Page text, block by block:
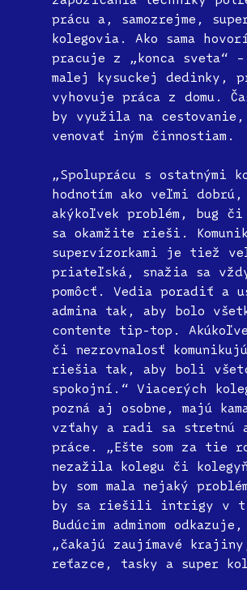
prácu a, samozrejme,
kolegovia. Ako sama
pracuje z „konca sveta“
malej kysuckej dedinky,
vyhovuje práca z domu.
by využila na cestovanie,
venovať iným činnostiam.
„Spoluprácu s ostatnými
hodnotím ako veľmi dobrú,
akýkoľvek problém, bug či
sa okamžite rieši.
supervízorkami je tiež
priateľská, snažia sa
pomôcť. Vedia poradiť a
admina tak, aby bolo
contente tip-top.
či nezrovnalosť
riešia tak, aby boli
spokojní.“ Viacerých
pozná aj osobne, majú
vzťahy a radi sa stretnú
práce. „Ešte som za tie
nezažila kolegu či
by som mala nejaký
by sa riešili intrigy v
Budúcim adminom
„čakajú zaujímavé
reťazce, tasky a super